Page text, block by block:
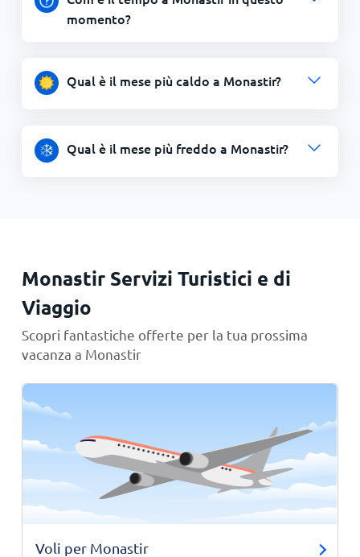
momento?
Qual è il mese più caldo a Monastir?
Qual è il mese più freddo a Monastir?
Monastir Servizi Turistici e di
Viaggio
Scopri fantastiche offerte per la tua prossima
vacanza a Monastir
Voli per Monastir